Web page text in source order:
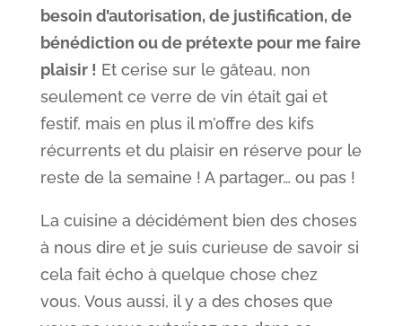
besoin d’autorisation, de justification, de
bénédiction ou de prétexte pour me faire
plaisir ! Et cerise sur le gâteau, non
seulement ce verre de vin était gai et
festif, mais en plus il m’offre des kifs
récurrents et du plaisir en réserve pour le
reste de la semaine ! A partager… ou pas !
La cuisine a décidément bien des choses
à nous dire et je suis curieuse de savoir si
cela fait écho à quelque chose chez
vous. Vous aussi, il y a des choses que